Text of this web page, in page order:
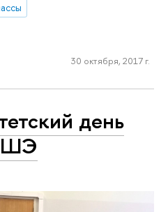
30 октября, 2017 г.
день